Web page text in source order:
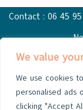
We value
We use cookies
personalised ads
clicking "Accept
Contact : 06 45
325 route des